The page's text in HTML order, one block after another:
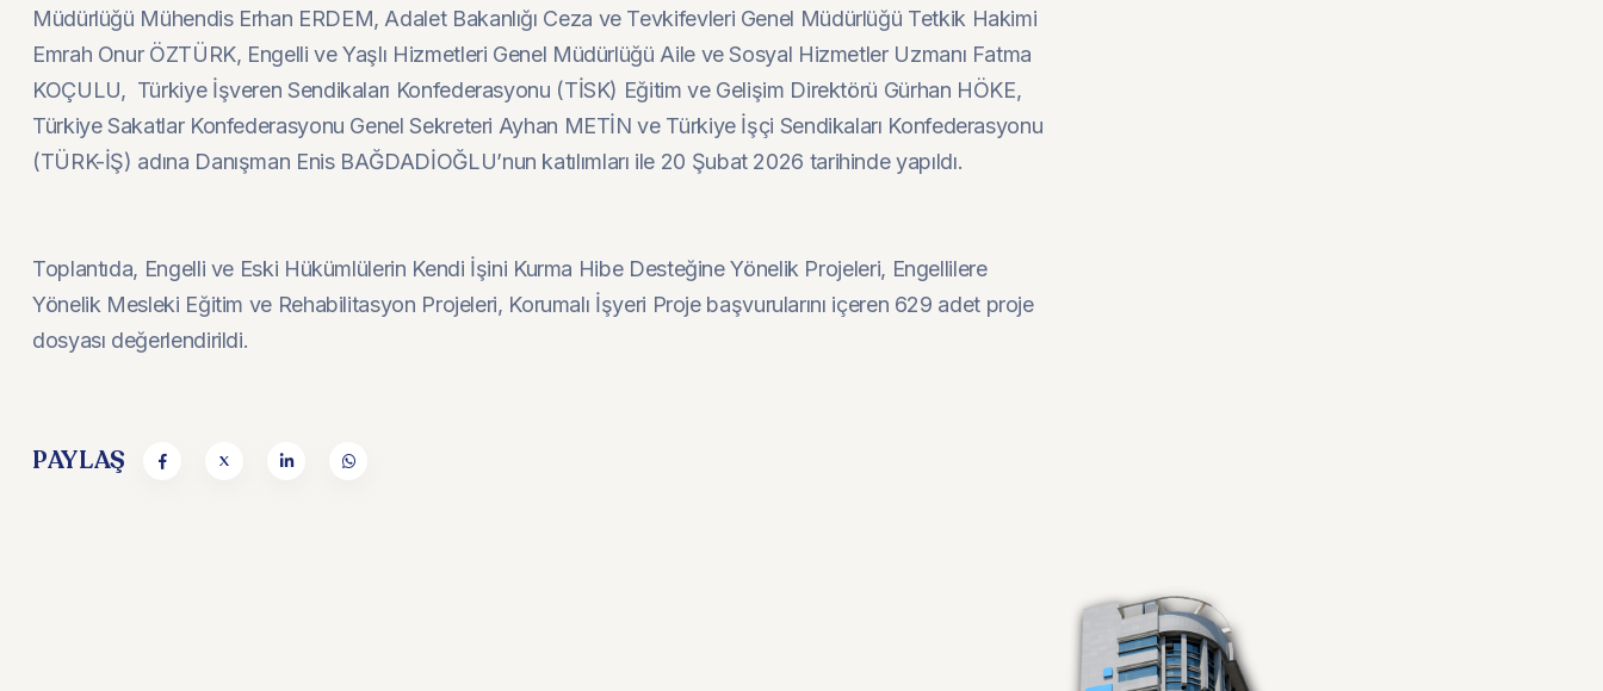
Müdürlüğü Mühendis Erhan ERDEM, Adalet Bakanlığı Ceza ve Tevkifevleri Genel Müdürlüğü Tetkik Hakimi
Emrah Onur ÖZTÜRK, Engelli ve Yaşlı Hizmetleri Genel Müdürlüğü Aile ve Sosyal Hizmetler Uzmanı Fatma
KOÇULU, Türkiye İşveren Sendikaları Konfederasyonu (TİSK) Eğitim ve Gelişim Direktörü Gürhan HÖKE,
Türkiye Sakatlar Konfederasyonu Genel Sekreteri Ayhan METİN ve Türkiye İşçi Sendikaları Konfederasyonu
(TÜRK-İŞ) adına Danışman Enis BAĞDADİOĞLU’nun katılımları ile 20 Şubat 2026 tarihinde yapıldı.
Toplantıda, Engelli ve Eski Hükümlülerin Kendi İşini Kurma Hibe Desteğine Yönelik Projeleri, Engellilere
Yönelik Mesleki Eğitim ve Rehabilitasyon Projeleri, Korumalı İşyeri Proje başvurularını içeren 629 adet proje
dosyası değerlendirildi.
PAYLAŞ